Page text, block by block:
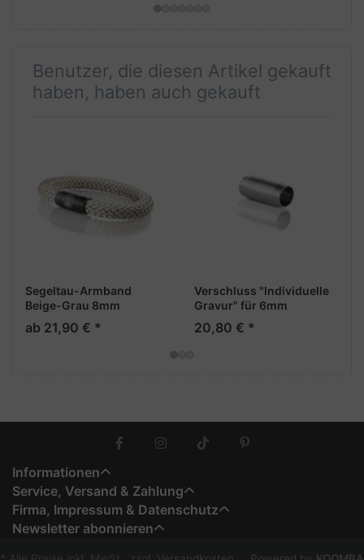
Benutzer, die diesen Artikel gekauft
haben, haben auch gekauft
Segeltau-Armband
Beige-Grau 8mm
"Fehmarn"
ab 21,90 € *
Verschluss "Individuelle
Gravur" für 6mm
Armband, stahlfarben
20,80 € *
Informationen
Service, Versand & Zahlung
Firma, Impressum & Datenschutz
Newsletter abonnieren